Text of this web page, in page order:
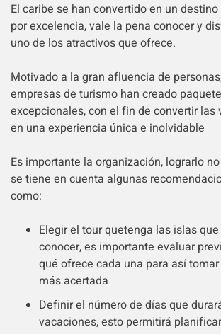
El caribe se han convertido en un
por excelencia, vale la pena conocer y
uno de los atractivos que ofrece.
Motivado a la gran afluencia de
empresas de turismo han creado
excepcionales, con el fin de convertir las
en una experiencia única e inolvidable
Es importante la organización, lograrlo
se tiene en cuenta algunas
como:
Elegir el tour quetenga las islas
conocer, es importante evaluar
qué ofrece cada una para así
más acertada
Definir el número de días que
vacaciones, esto permitirá